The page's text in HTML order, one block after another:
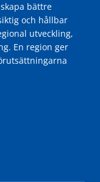
bättre
och hållbar
utveckling,
En region ger